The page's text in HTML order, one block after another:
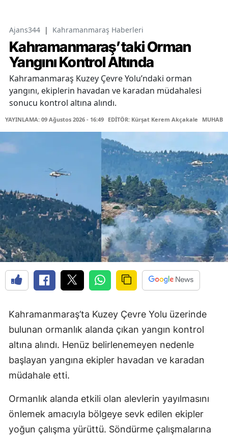
Ajans344 | Kahramanmaraş Haberleri
Kahramanmaraş’taki Orman
Yangını Kontrol Altında
Kahramanmaraş Kuzey Çevre Yolu’ndaki orman
yangını, ekiplerin havadan ve karadan müdahalesi
sonucu kontrol altına alındı.
YAYINLAMA: 09 Ağustos 2026 - 16:49 EDİTÖR: Kürşat Kerem Akçakale
Kahramanmaraş’ta Kuzey Çevre Yolu üzerinde
bulunan ormanlık alanda çıkan yangın kontrol
altına alındı. Henüz belirlenemeyen nedenle
başlayan yangına ekipler havadan ve karadan
müdahale etti.
Ormanlık alanda etkili olan alevlerin yayılmasını
önlemek amacıyla bölgeye sevk edilen ekipler
yoğun çalışma yürüttü. Söndürme çalışmalarına